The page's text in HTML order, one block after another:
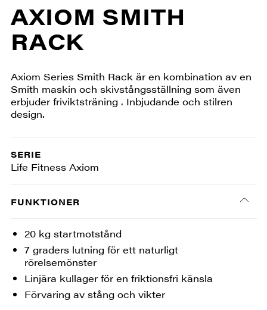
AXIOM SMITH
RACK
Axiom Series Smith Rack är en kombination av en
Smith maskin och skivstångsställning som även
erbjuder friviktsträning . Inbjudande och stilren
design.
SERIE
Life Fitness Axiom
FUNKTIONER
20 kg startmotstånd
7 graders lutning för ett naturligt
rörelsemönster
Linjära kullager för en friktionsfri känsla
Förvaring av stång och vikter